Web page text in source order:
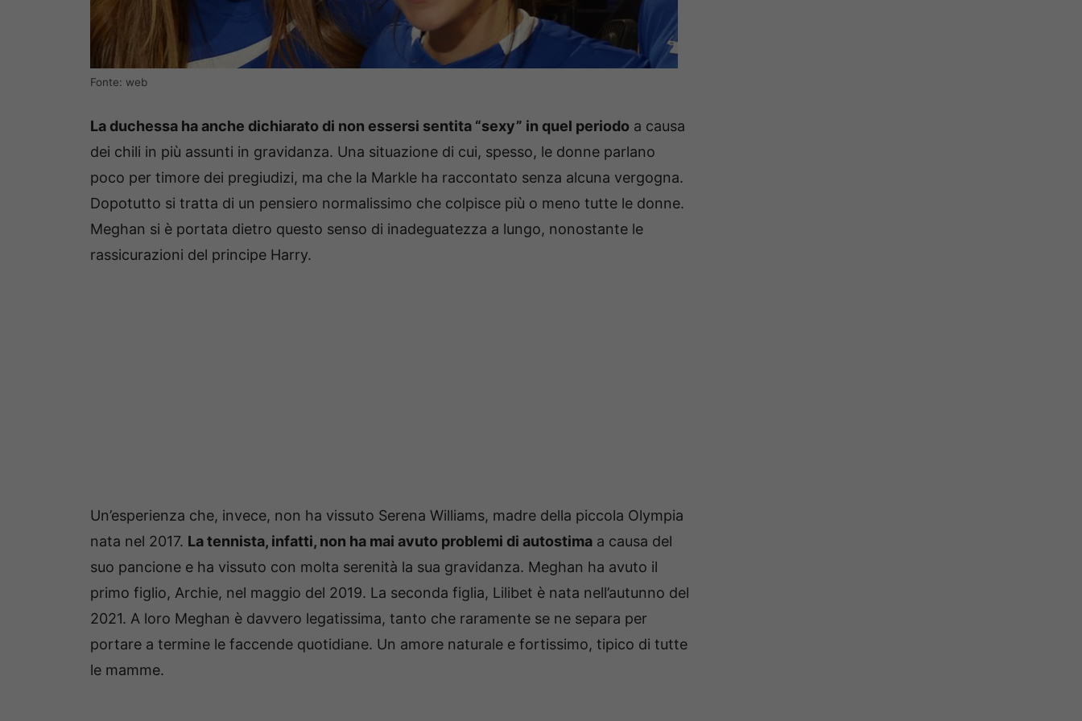
Fonte: web
La duchessa ha anche dichiarato di non essersi sentita “sexy” in quel periodo a causa
dei chili in più assunti in gravidanza. Una situazione di cui, spesso, le donne parlano
poco per timore dei pregiudizi, ma che la Markle ha raccontato senza alcuna vergogna.
Dopotutto si tratta di un pensiero normalissimo che colpisce più o meno tutte le donne.
Meghan si è portata dietro questo senso di inadeguatezza a lungo, nonostante le
rassicurazioni del principe Harry.
Un’esperienza che, invece, non ha vissuto Serena Williams, madre della piccola Olympia
nata nel 2017. La tennista, infatti, non ha mai avuto problemi di autostima a causa del
suo pancione e ha vissuto con molta serenità la sua gravidanza. Meghan ha avuto il
primo figlio, Archie, nel maggio del 2019. La seconda figlia, Lilibet è nata nell’autunno del
2021. A loro Meghan è davvero legatissima, tanto che raramente se ne separa per
portare a termine le faccende quotidiane. Un amore naturale e fortissimo, tipico di tutte
le mamme.